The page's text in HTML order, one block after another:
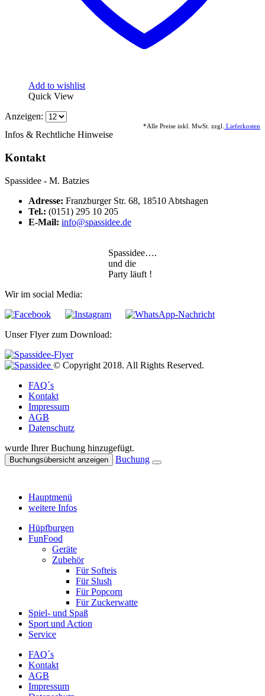
Add to wishlist
Quick View
Anzeigen:
*Alle Preise inkl. MwSt. zzgl. Lieferkosten
Infos & Rechtliche Hinweise
Kontakt
Spassidee - M. Batzies
Adresse: Franzburger Str. 68, 18510 Abtshagen
Tel.: (0151) 295 10 205
E-Mail: info@spassidee.de
Spassidee….
und die
Party läuft !
Wir im social Media:
Unser Flyer zum Download:
© Copyright 2018. All Rights Reserved.
FAQ´s
Kontakt
Impressum
AGB
Datenschutz
wurde Ihrer Buchung hinzugefügt.
Buchungsübersicht anzeigen Buchung
Hauptmenü
weitere Infos
Hüpfburgen
FunFood
Geräte
Zubehör
Für Softeis
Für Slush
Für Popcorn
Für Zuckerwatte
Spiel- und Spaß
Sport und Action
Service
FAQ´s
Kontakt
AGB
Impressum